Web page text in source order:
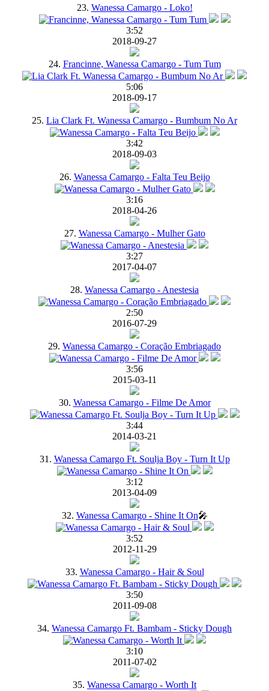
23. Wanessa Camargo - Loko!
3:52
2018-09-27
24. Francinne, Wanessa Camargo - Tum Tum
5:06
2018-09-17
25. Lia Clark Ft. Wanessa Camargo - Bumbum No Ar
3:42
2018-09-03
26. Wanessa Camargo - Falta Teu Beijo
3:16
2018-04-26
27. Wanessa Camargo - Mulher Gato
3:27
2017-04-07
28. Wanessa Camargo - Anestesia
2:50
2016-07-29
29. Wanessa Camargo - Coração Embriagado
3:56
2015-03-11
30. Wanessa Camargo - Filme De Amor
3:44
2014-03-21
31. Wanessa Camargo Ft. Soulja Boy - Turn It Up
3:12
2013-04-09
32. Wanessa Camargo - Shine It On🎤
3:52
2012-11-29
33. Wanessa Camargo - Hair & Soul
3:50
2011-09-08
34. Wanessa Camargo Ft. Bambam - Sticky Dough
3:10
2011-07-02
35. Wanessa Camargo - Worth It